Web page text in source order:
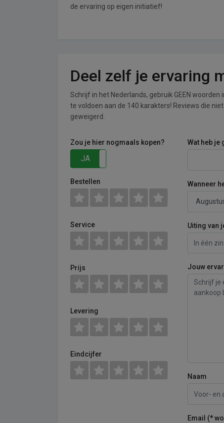
de ervaring op eigen initiatief!
Deel zelf je ervaring
Schrijf in het Nederlands, gebruik GEEN
te voldoen aan de 140 karakters! Reviews die
geweigerd.
Zou je hier nogmaals kopen?
JA
Bestellen
Service
Prijs
Levering
Eindcijfer
Wat heb je
Wanneer
Uiting van
Jouw
Naam
Email (*